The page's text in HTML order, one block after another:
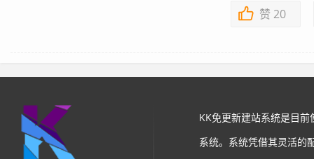
赞 20
KK免更新建站系统是目
系统。系统凭借其灵活的